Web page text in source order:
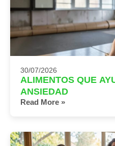
30/07/2026
ALIMENTOS QUE
ANSIEDAD
Read More »